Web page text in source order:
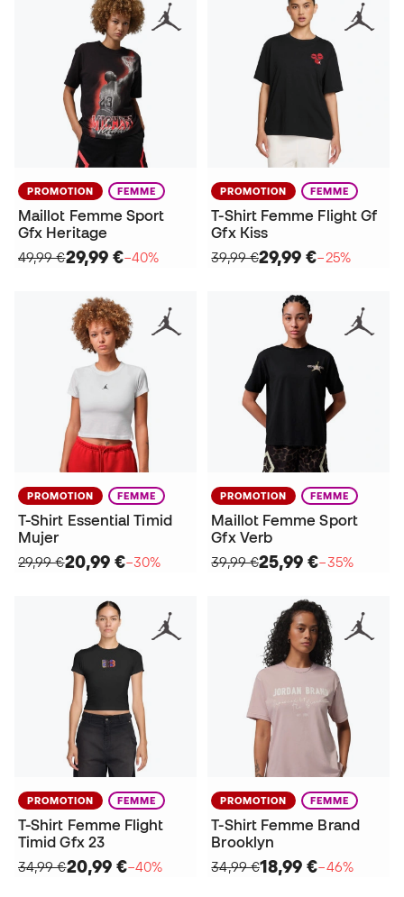
PROMOTION FEMME
Maillot Femme Sport
Gfx Heritage
49,99 €29,99 €−40%
PROMOTION FEMME
T-Shirt Femme Flight Gf
Gfx Kiss
39,99 €29,99 €−25%
PROMOTION FEMME
T-Shirt Essential Timid
Mujer
29,99 €20,99 €−30%
PROMOTION FEMME
Maillot Femme Sport
Gfx Verb
39,99 €25,99 €−35%
PROMOTION FEMME
T-Shirt Femme Flight
Timid Gfx 23
34,99 €20,99 €−40%
PROMOTION FEMME
T-Shirt Femme Brand
Brooklyn
34,99 €18,99 €−46%